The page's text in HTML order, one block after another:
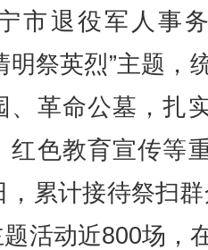
退役军人事
明祭英烈”主题，
、革命公墓，扎
红色教育宣传等
，累计接待祭扫
活动近800场，